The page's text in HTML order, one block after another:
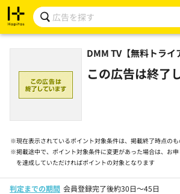
DMM TV【無料トライ
この広告は終了
※現在表示されているポイント対象条件は、掲載終了時点のも
※掲載途中で、ポイント対象条件に変更があった場合は、お
を達成していただければポイントの対象となります
判定までの期間 会員登録完了後約30日～45日